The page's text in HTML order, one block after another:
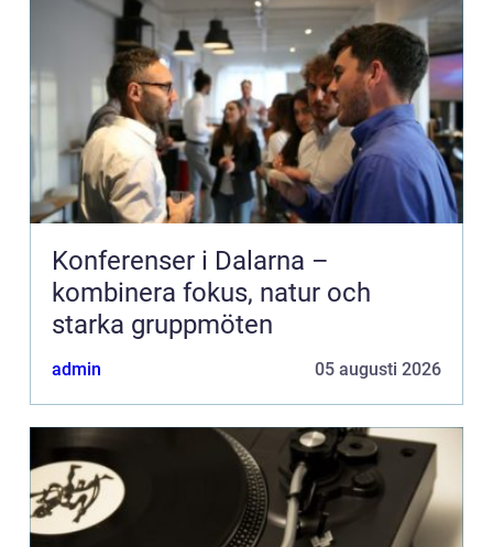
Konferenser i Dalarna –
kombinera fokus, natur och
starka gruppmöten
admin 05 augusti 2026